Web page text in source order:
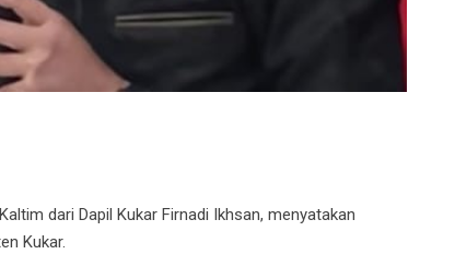
dari Dapil Kukar Firnadi Ikhsan, menyatakan
Kukar.